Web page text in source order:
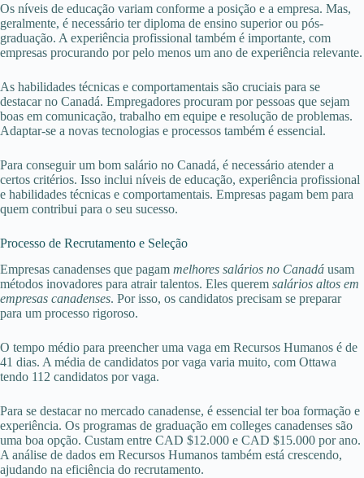
Os níveis de educação variam conforme a posição e a empresa. Mas,
geralmente, é necessário ter diploma de ensino superior ou pós-
graduação. A experiência profissional também é importante, com
empresas procurando por pelo menos um ano de experiência relevante.
As habilidades técnicas e comportamentais são cruciais para se
destacar no Canadá. Empregadores procuram por pessoas que sejam
boas em comunicação, trabalho em equipe e resolução de problemas.
Adaptar-se a novas tecnologias e processos também é essencial.
Para conseguir um bom salário no Canadá, é necessário atender a
certos critérios. Isso inclui níveis de educação, experiência profissional
e habilidades técnicas e comportamentais. Empresas pagam bem para
quem contribui para o seu sucesso.
Processo de Recrutamento e Seleção
Empresas canadenses que pagam melhores salários no Canadá usam
métodos inovadores para atrair talentos. Eles querem salários altos em
empresas canadenses. Por isso, os candidatos precisam se preparar
para um processo rigoroso.
O tempo médio para preencher uma vaga em Recursos Humanos é de
41 dias. A média de candidatos por vaga varia muito, com Ottawa
tendo 112 candidatos por vaga.
Para se destacar no mercado canadense, é essencial ter boa formação e
experiência. Os programas de graduação em colleges canadenses são
uma boa opção. Custam entre CAD $12.000 e CAD $15.000 por ano.
A análise de dados em Recursos Humanos também está crescendo,
ajudando na eficiência do recrutamento.